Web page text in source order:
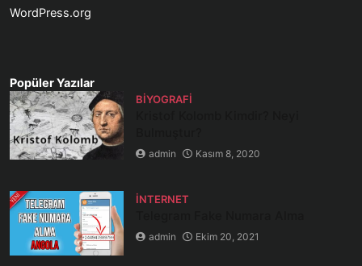
WordPress.org
Popüler Yazılar
BIYOGRAFI
admin Kasım 8, 2020
İNTERNET
admin Ekim 20, 2021